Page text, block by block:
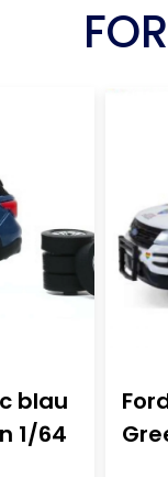
blau
1/64